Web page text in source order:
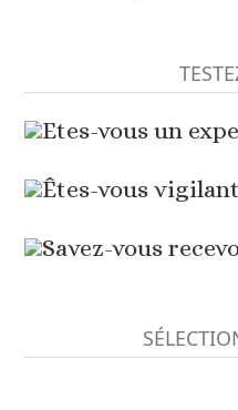
Etes-vous un
Êtes-vous
Savez-vous